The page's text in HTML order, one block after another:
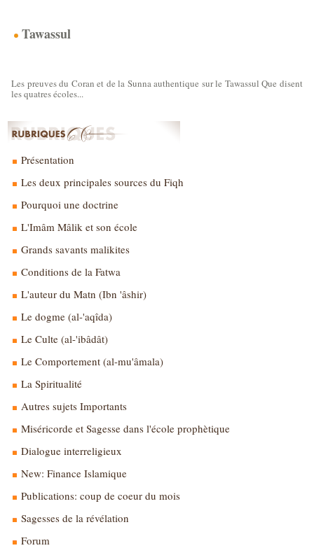
Présentation
Les deux principales sources du Fiqh
Pourquoi une doctrine
L'Imâm Mâlik et son école
Grands savants malikites
Conditions de la Fatwa
L'auteur du Matn (Ibn 'âshir)
Le dogme (al-'aqîda)
Le Culte (al-'ibâdât)
Le Comportement (al-mu'âmala)
La Spiritualité
Autres sujets Importants
Miséricorde et Sagesse dans l'école prophètique
Dialogue interreligieux
New: Finance Islamique
Publications: coup de coeur du mois
Sagesses de la révélation
Forum
Tawassul
Les preuves du Coran et de la Sunna authentique sur le Tawassul Que disent
les quatres écoles...